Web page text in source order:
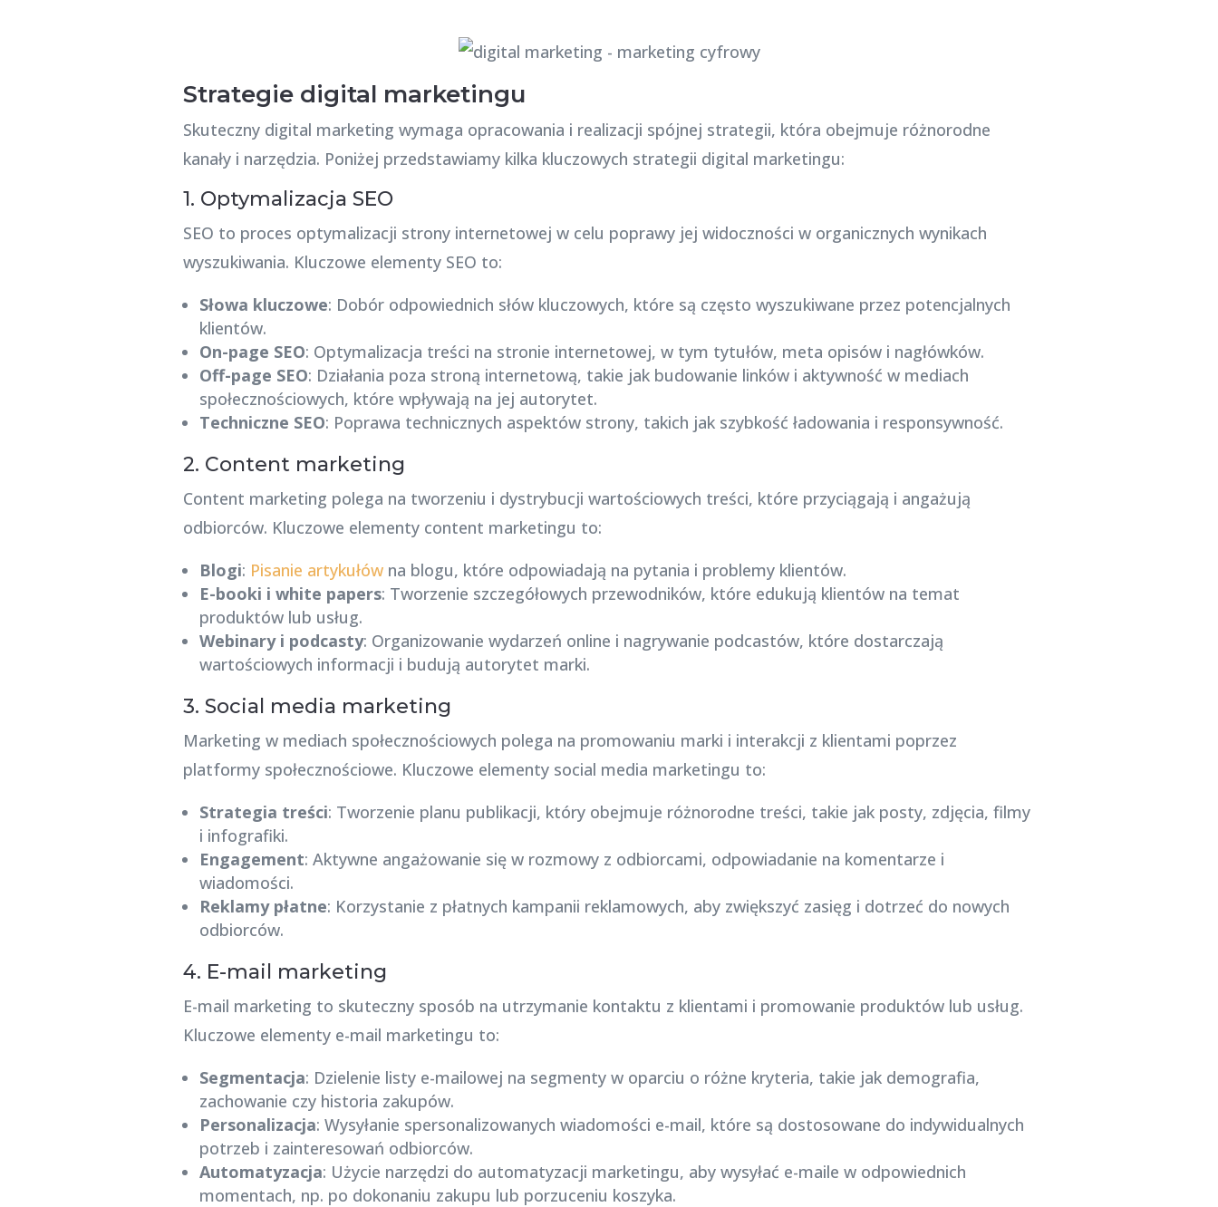
Strategie digital marketingu
Skuteczny digital marketing wymaga opracowania i realizacji spójnej strategii, która obejmuje różnorodne
kanały i narzędzia. Poniżej przedstawiamy kilka kluczowych strategii digital marketingu:
1. Optymalizacja SEO
SEO to proces optymalizacji strony internetowej w celu poprawy jej widoczności w organicznych wynikach
wyszukiwania. Kluczowe elementy SEO to:
Słowa kluczowe: Dobór odpowiednich słów kluczowych, które są często wyszukiwane przez potencjalnych
klientów.
On-page SEO: Optymalizacja treści na stronie internetowej, w tym tytułów, meta opisów i nagłówków.
Off-page SEO: Działania poza stroną internetową, takie jak budowanie linków i aktywność w mediach
społecznościowych, które wpływają na jej autorytet.
Techniczne SEO: Poprawa technicznych aspektów strony, takich jak szybkość ładowania i responsywność.
2. Content marketing
Content marketing polega na tworzeniu i dystrybucji wartościowych treści, które przyciągają i angażują
odbiorców. Kluczowe elementy content marketingu to:
Blogi: Pisanie artykułówna blogu, które odpowiadają na pytania i problemy klientów.
E-booki i white papers: Tworzenie szczegółowych przewodników, które edukują klientów na temat
produktów lub usług.
Webinary i podcasty: Organizowanie wydarzeń online i nagrywanie podcastów, które dostarczają
wartościowych informacji i budują autorytet marki.
3. Social media marketing
Marketing w mediach społecznościowych polega na promowaniu marki i interakcji z klientami poprzez
platformy społecznościowe. Kluczowe elementy social media marketingu to:
Strategia treści: Tworzenie planu publikacji, który obejmuje różnorodne treści, takie jak posty, zdjęcia, filmy
i infografiki.
Engagement: Aktywne angażowanie się w rozmowy z odbiorcami, odpowiadanie na komentarze i
wiadomości.
Reklamy płatne: Korzystanie z płatnych kampanii reklamowych, aby zwiększyć zasięg i dotrzeć do nowych
odbiorców.
4. E-mail marketing
E-mail marketing to skuteczny sposób na utrzymanie kontaktu z klientami i promowanie produktów lub usług.
Kluczowe elementy e-mail marketingu to:
Segmentacja: Dzielenie listy e-mailowej na segmenty w oparciu o różne kryteria, takie jak demografia,
zachowanie czy historia zakupów.
Personalizacja: Wysyłanie spersonalizowanych wiadomości e-mail, które są dostosowane do indywidualnych
potrzeb i zainteresowań odbiorców.
Automatyzacja: Użycie narzędzi do automatyzacji marketingu, aby wysyłać e-maile w odpowiednich
momentach, np. po dokonaniu zakupu lub porzuceniu koszyka.